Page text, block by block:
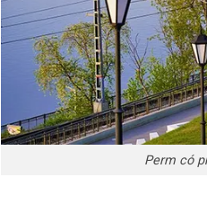
Perm có